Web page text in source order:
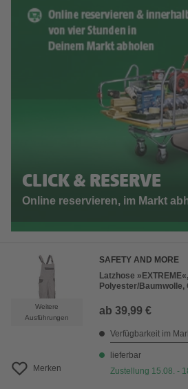
CLICK & RESERVE
Online reservieren, im Markt
Weitere
Ausführungen
Merken
SAFETY AND MORE
Latzhose
Polyester/Baumwolle,
ab 39,99 €
Verfügbarkeit im
lieferbar
Zustellung 15.08. -